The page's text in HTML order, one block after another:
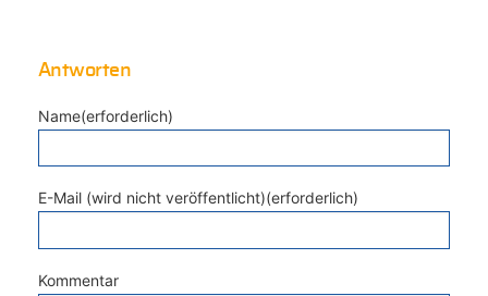
Antworten
Name(erforderlich)
E-Mail (wird nicht veröffentlicht)(erforderlich)
Kommentar